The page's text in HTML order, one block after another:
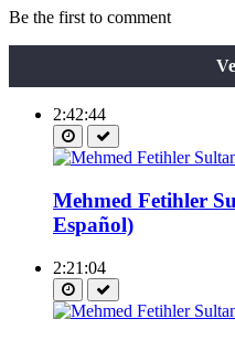
Be the first to comment
2:42:44
Mehmed Fetihler
Español)
2:21:04